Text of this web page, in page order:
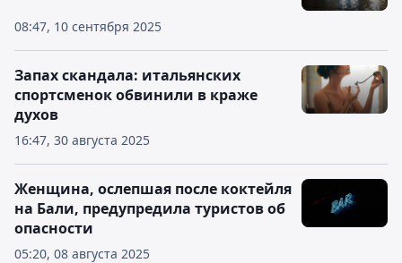
08:47, 10 сентября 2025
16:47, 30 августа 2025
Запах скандала: итальянских
спортсменок обвинили в краже
духов
05:20, 08 августа 2025
Женщина, ослепшая после коктейля
на Бали, предупредила туристов об
опасности